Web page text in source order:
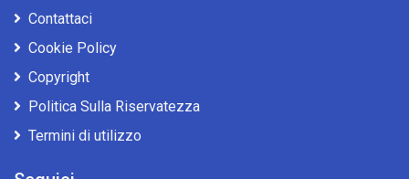
Contattaci
Cookie Policy
Copyright
Politica Sulla Riservatezza
Termini di utilizzo